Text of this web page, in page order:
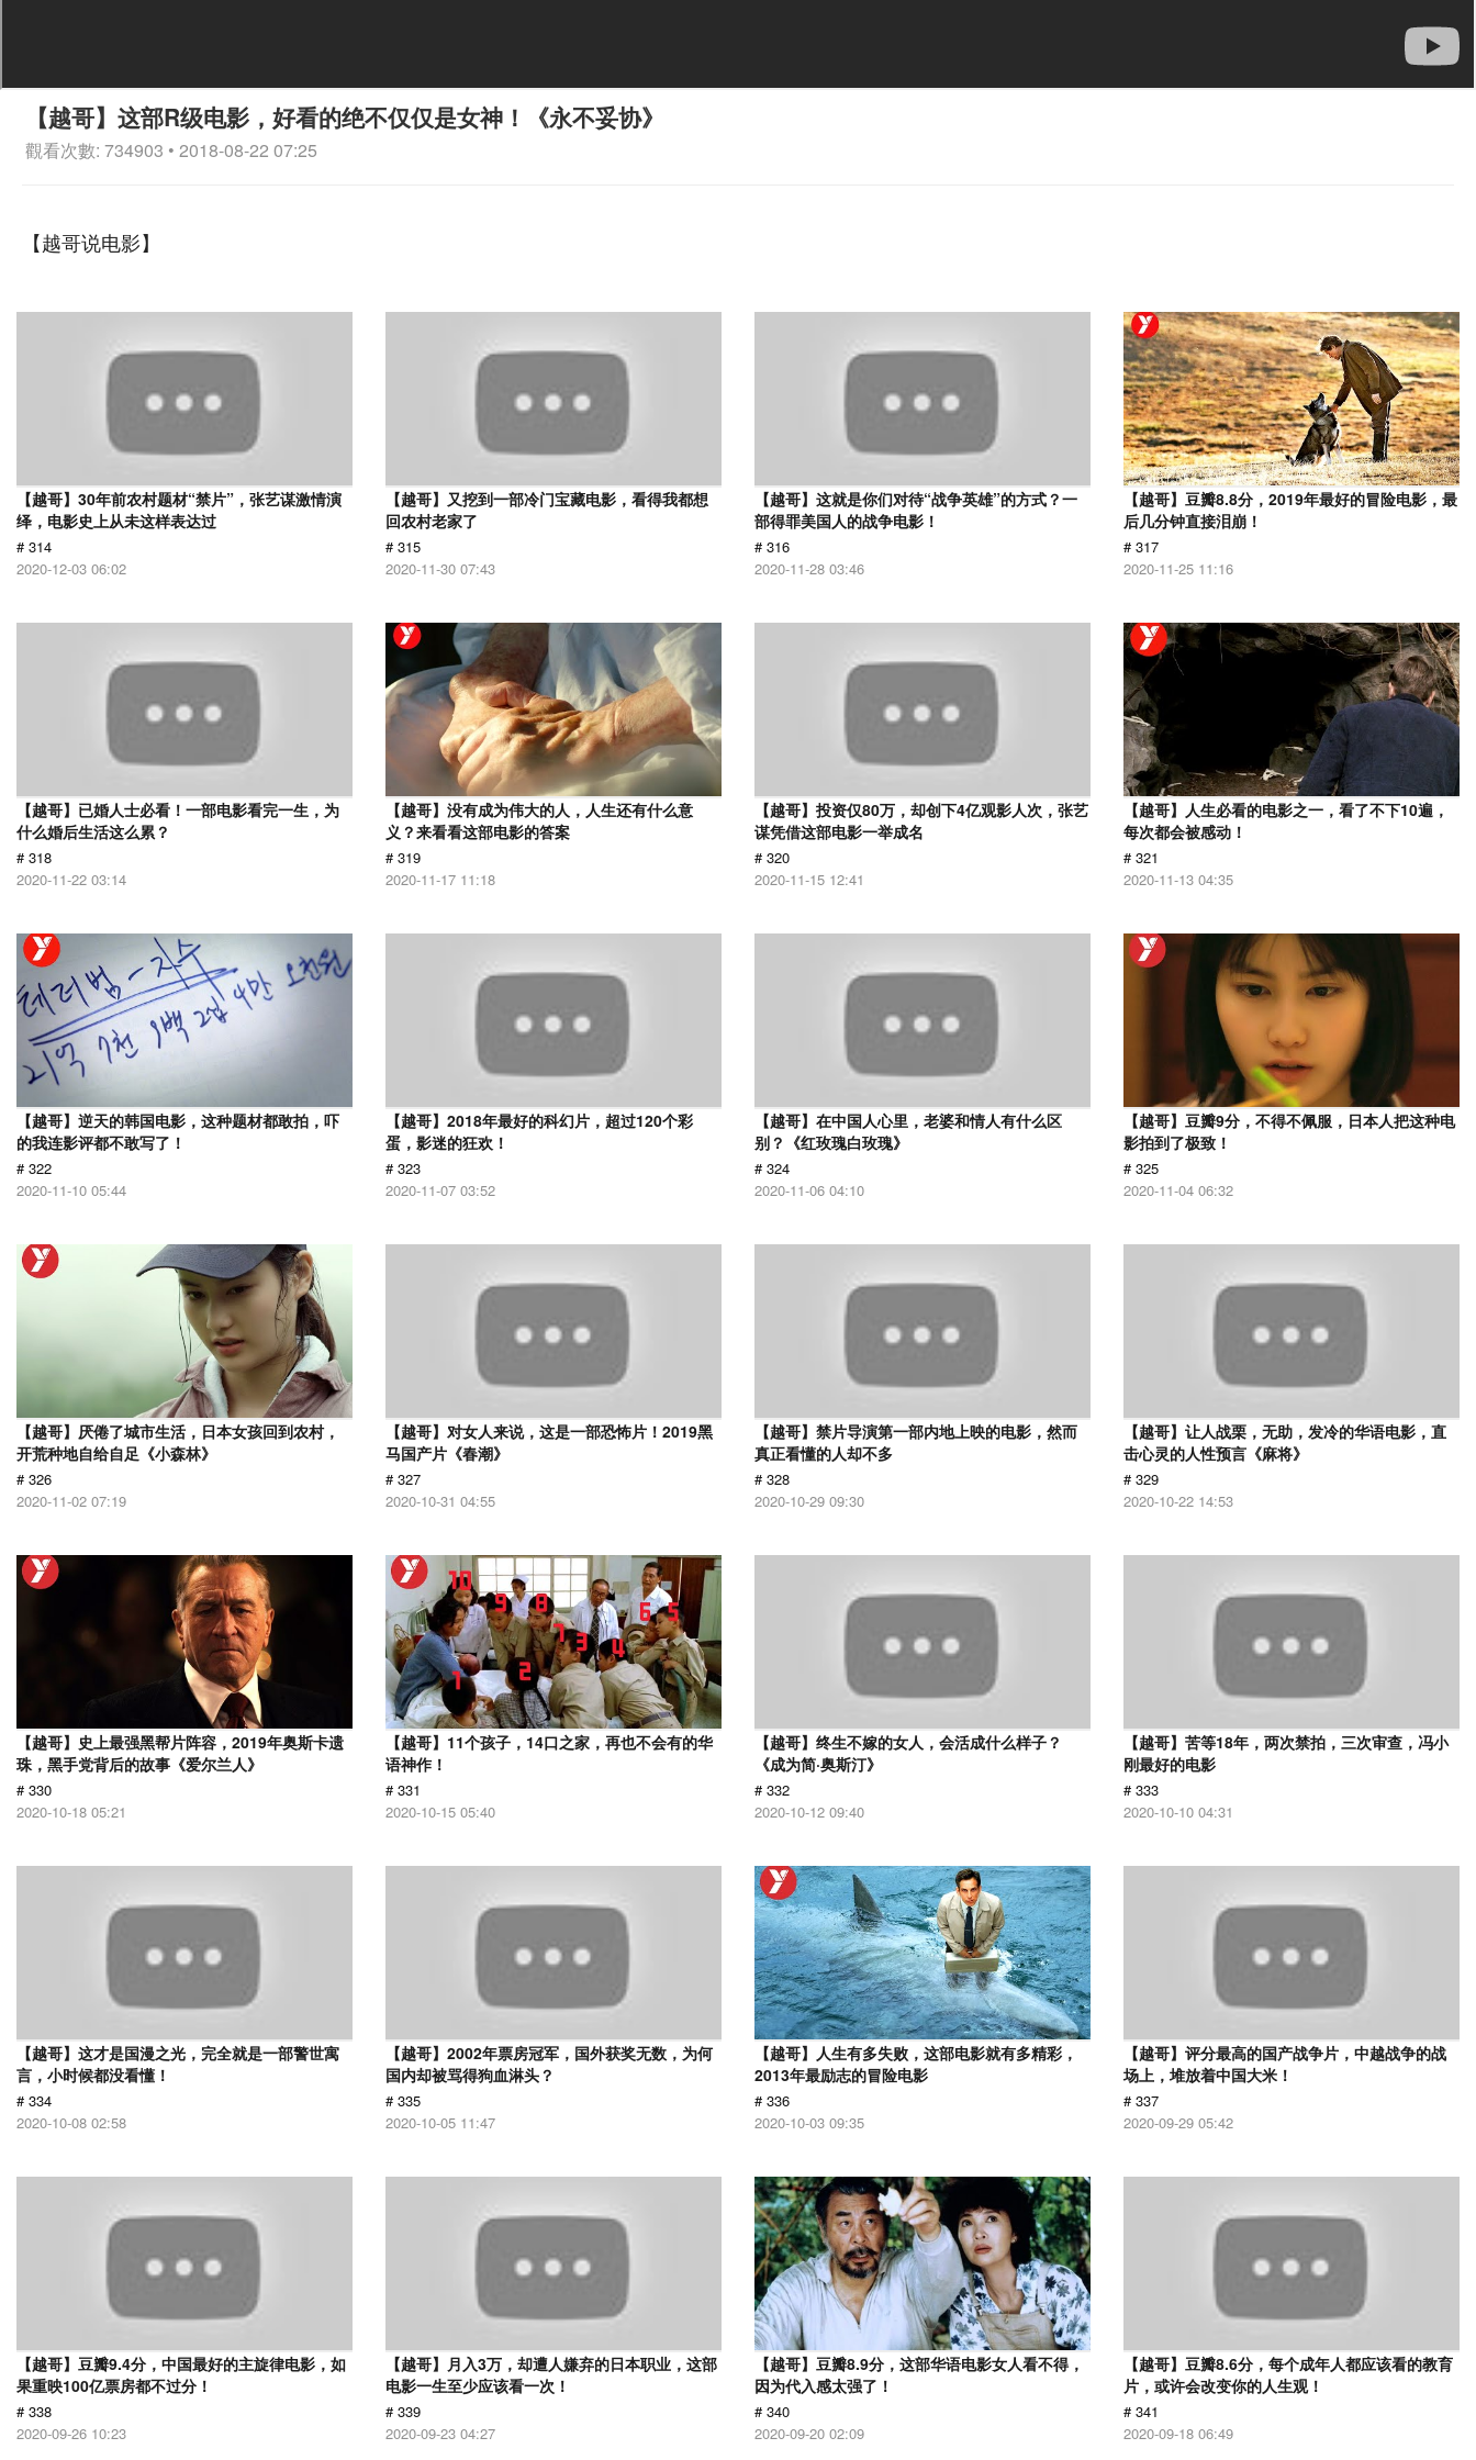
【越哥】这部R级电影，好看的绝不仅仅是女神！《永不妥协》
觀看次數: 734903 • 2018-08-22 07:25
【越哥说电影】
【越哥】30年前农村题材“禁片”，张艺谋激情演
绎，电影史上从未这样表达过
# 314
2020-12-03 06:02
【越哥】又挖到一部冷门宝藏电影，看得我都想
回农村老家了
# 315
2020-11-30 07:43
【越哥】这就是你们对待“战争英雄”的方式？一
部得罪美国人的战争电影！
# 316
2020-11-28 03:46
【越哥】豆瓣8.8分，2019年最好的冒险电影，最
后几分钟直接泪崩！
# 317
2020-11-25 11:16
【越哥】已婚人士必看！一部电影看完一生，为
什么婚后生活这么累？
# 318
2020-11-22 03:14
【越哥】没有成为伟大的人，人生还有什么意
义？来看看这部电影的答案
# 319
2020-11-17 11:18
【越哥】投资仅80万，却创下4亿观影人次，张艺
谋凭借这部电影一举成名
# 320
2020-11-15 12:41
【越哥】人生必看的电影之一，看了不下10遍，
每次都会被感动！
# 321
2020-11-13 04:35
【越哥】逆天的韩国电影，这种题材都敢拍，吓
的我连影评都不敢写了！
# 322
2020-11-10 05:44
【越哥】2018年最好的科幻片，超过120个彩
蛋，影迷的狂欢！
# 323
2020-11-07 03:52
【越哥】在中国人心里，老婆和情人有什么区
别？《红玫瑰白玫瑰》
# 324
2020-11-06 04:10
【越哥】豆瓣9分，不得不佩服，日本人把这种电
影拍到了极致！
# 325
2020-11-04 06:32
【越哥】厌倦了城市生活，日本女孩回到农村，
开荒种地自给自足《小森林》
# 326
2020-11-02 07:19
【越哥】对女人来说，这是一部恐怖片！2019黑
马国产片《春潮》
# 327
2020-10-31 04:55
【越哥】禁片导演第一部内地上映的电影，然而
真正看懂的人却不多
# 328
2020-10-29 09:30
【越哥】让人战栗，无助，发冷的华语电影，直
击心灵的人性预言《麻将》
# 329
2020-10-22 14:53
【越哥】史上最强黑帮片阵容，2019年奥斯卡遗
珠，黑手党背后的故事《爱尔兰人》
# 330
2020-10-18 05:21
【越哥】11个孩子，14口之家，再也不会有的华
语神作！
# 331
2020-10-15 05:40
【越哥】终生不嫁的女人，会活成什么样子？
《成为简·奥斯汀》
# 332
2020-10-12 09:40
【越哥】苦等18年，两次禁拍，三次审查，冯小
刚最好的电影
# 333
2020-10-10 04:31
【越哥】这才是国漫之光，完全就是一部警世寓
言，小时候都没看懂！
# 334
2020-10-08 02:58
【越哥】2002年票房冠军，国外获奖无数，为何
国内却被骂得狗血淋头？
# 335
2020-10-05 11:47
【越哥】人生有多失败，这部电影就有多精彩，
2013年最励志的冒险电影
# 336
2020-10-03 09:35
【越哥】评分最高的国产战争片，中越战争的战
场上，堆放着中国大米！
# 337
2020-09-29 05:42
【越哥】豆瓣9.4分，中国最好的主旋律电影，如
果重映100亿票房都不过分！
# 338
2020-09-26 10:23
【越哥】月入3万，却遭人嫌弃的日本职业，这部
电影一生至少应该看一次！
# 339
2020-09-23 04:27
【越哥】豆瓣8.9分，这部华语电影女人看不得，
因为代入感太强了！
# 340
2020-09-20 02:09
【越哥】豆瓣8.6分，每个成年人都应该看的教育
片，或许会改变你的人生观！
# 341
2020-09-18 06:49